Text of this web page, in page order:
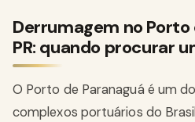
Derrumagem no
PR: quando procurar
O Porto de Paranaguá é um
complexos portuários do